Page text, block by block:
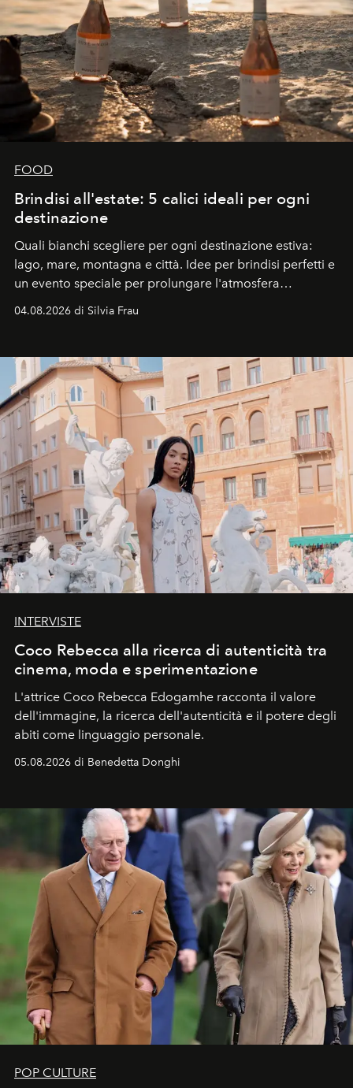
FOOD
Brindisi all'estate: 5 calici ideali per ogni
destinazione
Quali bianchi scegliere per ogni destinazione estiva:
lago, mare, montagna e città. Idee per brindisi perfetti e
un evento speciale per prolungare l'atmosfera
04.08.2026 di Silvia Frau
INTERVISTE
Coco Rebecca alla ricerca di autenticità tra
cinema, moda e sperimentazione
L'attrice Coco Rebecca Edogamhe racconta il valore
dell'immagine, la ricerca dell'autenticità e il potere degli
abiti come linguaggio personale.
05.08.2026 di Benedetta Donghi
POP CULTURE